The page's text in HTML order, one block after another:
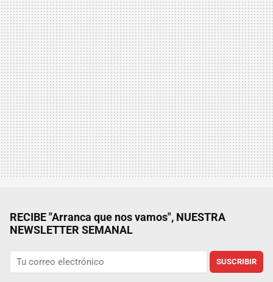
RECIBE "Arranca que nos vamos", NUESTRA
NEWSLETTER SEMANAL
SUSCRIBIR